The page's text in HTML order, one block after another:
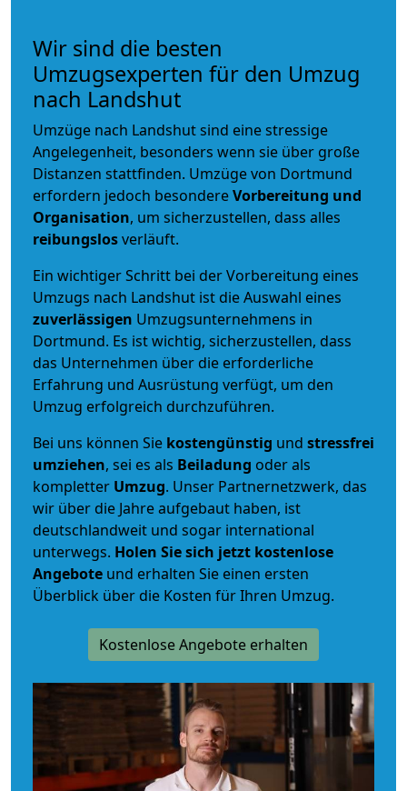
Wir sind die besten
Umzugsexperten für den Umzug
nach Landshut
Umzüge nach Landshut sind eine stressige
Angelegenheit, besonders wenn sie über große
Distanzen stattfinden. Umzüge von Dortmund
erfordern jedoch besondereVorbereitung und
Organisation, um sicherzustellen, dass alles
reibungslosverläuft.
Ein wichtiger Schritt bei der Vorbereitung eines
Umzugs nach Landshut ist die Auswahl eines
zuverlässigen Umzugsunternehmens in
Dortmund. Es ist wichtig, sicherzustellen, dass
das Unternehmen über die erforderliche
Erfahrung und Ausrüstung verfügt, um den
Umzug erfolgreich durchzuführen.
Bei uns können Sie kostengünstig und stressfrei
umziehen, sei es als Beiladung oder als
kompletter Umzug. Unser Partnernetzwerk, das
wir über die Jahre aufgebaut haben, ist
deutschlandweit und sogar international
unterwegs. Holen Sie sich jetzt kostenlose
Angebote und erhalten Sie einen ersten
Überblick über die Kosten für Ihren Umzug.
Kostenlose Angebote erhalten